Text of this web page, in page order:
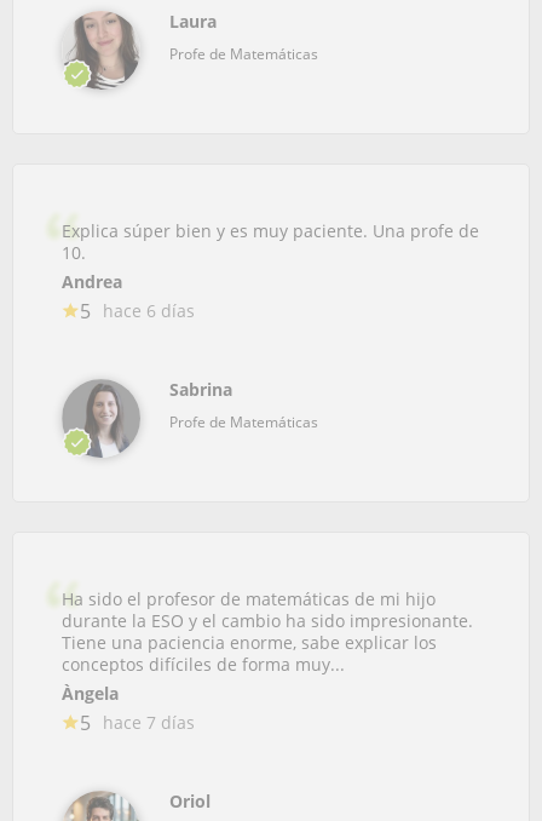
Laura
Profe de Matemáticas
Explica súper bien y es muy paciente. Una profe de
10.
Andrea
5 hace 6 días
Sabrina
Profe de Matemáticas
Ha sido el profesor de matemáticas de mi hijo
durante la ESO y el cambio ha sido impresionante.
Tiene una paciencia enorme, sabe explicar los
conceptos difíciles de forma muy...
Àngela
5 hace 7 días
Oriol